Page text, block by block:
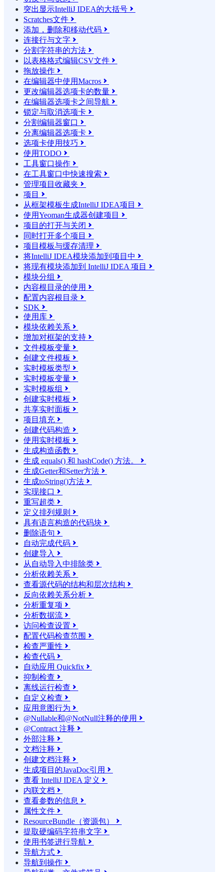
突出显示IntelliJ IDEA的大括号 
Scratches文件 
添加，删除和移动代码 
连接行与文字 
分割字符串的方法 
以表格格式编辑CSV文件 
拖放操作 
在编辑器中使用Macros 
更改编辑器选项卡的数量 
在编辑器选项卡之间导航 
锁定与取消选项卡 
分割编辑器窗口 
分离编辑器选项卡 
选项卡使用技巧 
使用TODO 
工具窗口操作 
在工具窗口中快速搜索 
管理项目收藏夹 
项目 
从框架模板生成IntelliJ IDEA项目 
使用Yeoman生成器创建项目 
项目的打开与关闭 
同时打开多个项目 
项目模板与缓存清理 
将IntelliJ IDEA模块添加到项目中 
将现有模块添加到 IntelliJ IDEA 项目 
模块分组 
内容根目录的使用 
配置内容根目录 
SDK 
使用库 
模块依赖关系 
增加对框架的支持 
文件模板变量 
创建文件模板 
实时模板类型 
实时模板变量 
实时模板组 
创建实时模板 
共享实时面板 
项目填充 
创建代码构造 
使用实时模板 
生成构造函数 
生成 equals() 和 hashCode() 方法。 
生成Getter和Setter方法 
生成toString()方法 
实现接口 
重写超类 
定义排列规则 
具有语言构造的代码块 
删除语句 
自动完成代码 
创建导入 
从自动导入中排除类 
分析依赖关系 
查看源代码的结构和层次结构 
反向依赖关系分析 
分析重复项 
分析数据流 
访问检查设置 
配置代码检查范围 
检查严重性 
检查代码 
自动应用 Quickfix 
抑制检查 
离线运行检查 
自定义检查 
应用意图行为 
@Nullable和@NotNull注释的使用 
@Contract 注释 
外部注释 
文档注释 
创建文档注释 
生成项目的JavaDoc引用 
查看 IntelliJ IDEA 定义 
内联文档 
查看参数的信息 
属性文件 
ResourceBundle（资源包） 
提取硬编码字符串文字 
使用书签进行导航 
导航方式 
导航到操作 